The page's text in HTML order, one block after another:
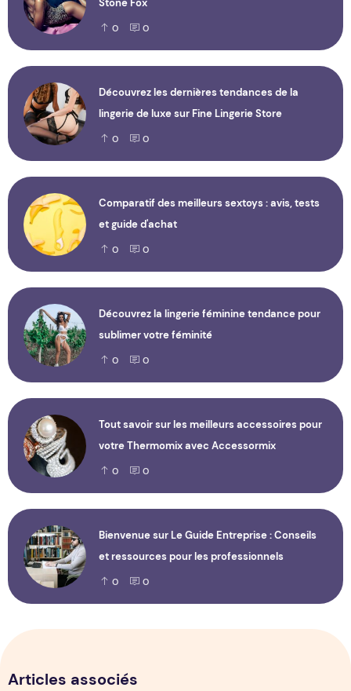
Stone Fox
0 0
Découvrez les dernières tendances de la
lingerie de luxe sur Fine Lingerie Store
0 0
Comparatif des meilleurs sextoys : avis, tests
et guide d'achat
0 0
Découvrez la lingerie féminine tendance pour
sublimer votre féminité
0 0
Tout savoir sur les meilleurs accessoires pour
votre Thermomix avec Accessormix
0 0
Bienvenue sur Le Guide Entreprise : Conseils
et ressources pour les professionnels
0 0
Articles associés